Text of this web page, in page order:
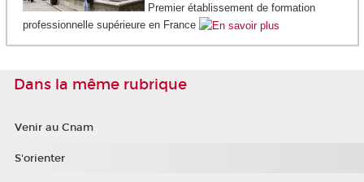
Premier établissement de formation
professionnelle supérieure en France
Dans la même rubrique
Venir au Cnam
S'orienter